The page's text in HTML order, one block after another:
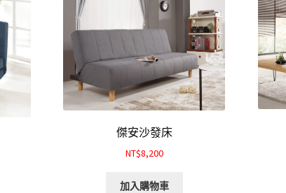
傑安沙發床
NT$8,200
加入購物車